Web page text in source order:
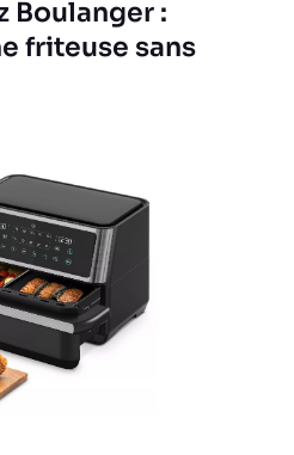
Boulanger :
friteuse sans